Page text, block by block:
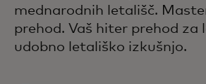
mednarodnih letališč.
prehod. Vaš hiter prehod za
udobno letališko izkušnjo.